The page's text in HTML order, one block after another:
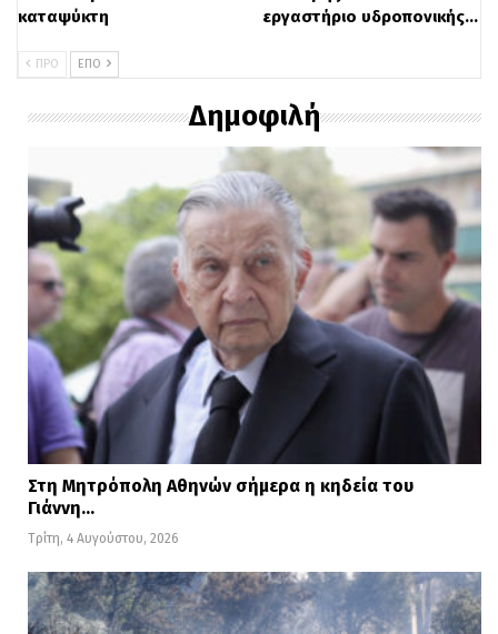
πληροφορίες είναι διαθέσιμες στο
ertflix.gr και το ertecho.gr.
καταψύκτη
εργαστήριο υδροπονικής…
ΠΡΟ ΕΠΌ
Δημοφιλή
Στη Μητρόπολη Αθηνών σήμερα η κηδεία του
Γιάννη…
Τρίτη, 4 Αυγούστου, 2026